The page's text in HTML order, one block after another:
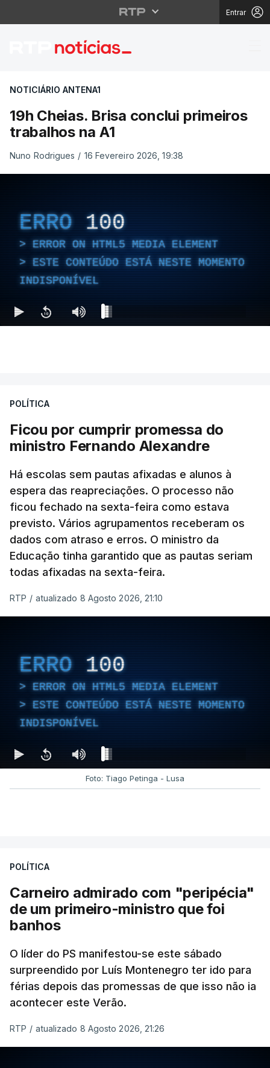
Entrar
19h Cheias. Brisa
NOTICIÁRIO ANTENA1
19h Cheias. Brisa conclui primeiros
trabalhos na A1
Nuno Rodrigues / 16 Fevereiro 2026, 19:38
ERRO 100
ERROR ON HTML5 MEDIA ELEMENT
ESTE CONTEÚDO ESTÁ NESTE MOMENTO
INDISPONÍVEL
POLÍTICA
Ficou por cumprir promessa do
ministro Fernando Alexandre
Há escolas sem pautas afixadas e alunos à
espera das reapreciações. O processo não
ficou fechado na sexta-feira como estava
previsto. Vários agrupamentos receberam os
dados com atraso e erros. O ministro da
Educação tinha garantido que as pautas seriam
todas afixadas na sexta-feira.
RTP / atualizado 8 Agosto 2026, 21:10
ERRO 100
ERROR ON HTML5 MEDIA ELEMENT
ESTE CONTEÚDO ESTÁ NESTE MOMENTO
INDISPONÍVEL
Foto: Tiago Petinga - Lusa
POLÍTICA
Carneiro admirado com "peripécia"
de um primeiro-ministro que foi
banhos
O líder do PS manifestou-se este sábado
surpreendido por Luís Montenegro ter ido para
férias depois das promessas de que isso não ia
acontecer este Verão.
RTP / atualizado 8 Agosto 2026, 21:26